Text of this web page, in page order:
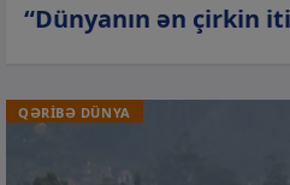
“Dünyanın ən çirkin
QƏRİBƏ DÜNYA